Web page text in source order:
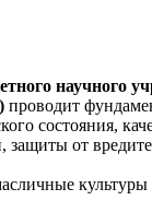
научного
проводит
состояния,
защиты от